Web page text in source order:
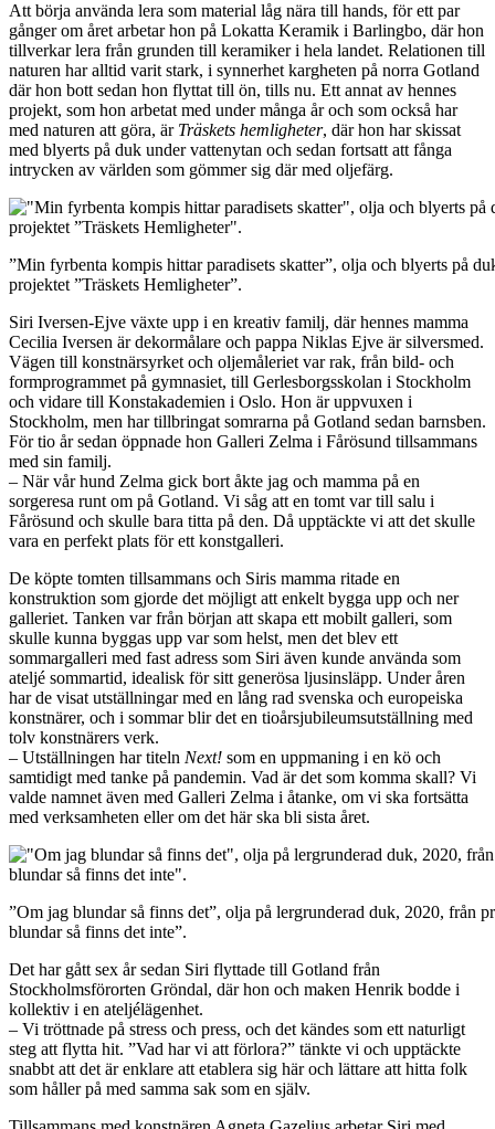
Att börja använda lera som material låg nära till hands, för ett par
gånger om året arbetar hon på Lokatta Keramik i Barlingbo, där hon
tillverkar lera från grunden till keramiker i hela landet. Relationen till
naturen har alltid varit stark, i synnerhet kargheten på norra Gotland
där hon bott sedan hon flyttat till ön, tills nu. Ett annat av hennes
projekt, som hon arbetat med under många år och som också har
med naturen att göra, är Träskets hemligheter, där hon har skissat
med blyerts på duk under vattenytan och sedan fortsatt att fånga
intrycken av världen som gömmer sig där med oljefärg.
”Min fyrbenta kompis hittar paradisets skatter”, olja och blyerts på
projektet ”Träskets Hemligheter”.
Siri Iversen-Ejve växte upp i en kreativ familj, där hennes mamma
Cecilia Iversen är dekormålare och pappa Niklas Ejve är silversmed.
Vägen till konstnärsyrket och oljemåleriet var rak, från bild- och
formprogrammet på gymnasiet, till Gerlesborgsskolan i Stockholm
och vidare till Konstakademien i Oslo. Hon är uppvuxen i
Stockholm, men har tillbringat somrarna på Gotland sedan barnsben.
För tio år sedan öppnade hon Galleri Zelma i Fårösund tillsammans
med sin familj.
– När vår hund Zelma gick bort åkte jag och mamma på en
sorgeresa runt om på Gotland. Vi såg att en tomt var till salu i
Fårösund och skulle bara titta på den. Då upptäckte vi att det skulle
vara en perfekt plats för ett konstgalleri.
De köpte tomten tillsammans och Siris mamma ritade en
konstruktion som gjorde det möjligt att enkelt bygga upp och ner
galleriet. Tanken var från början att skapa ett mobilt galleri, som
skulle kunna byggas upp var som helst, men det blev ett
sommargalleri med fast adress som Siri även kunde använda som
ateljé sommartid, idealisk för sitt generösa ljusinsläpp. Under åren
har de visat utställningar med en lång rad svenska och europeiska
konstnärer, och i sommar blir det en tioårsjubileumsutställning med
tolv konstnärers verk.
– Utställningen har titeln Next! som en uppmaning i en kö och
samtidigt med tanke på pandemin. Vad är det som komma skall? Vi
valde namnet även med Galleri Zelma i åtanke, om vi ska fortsätta
med verksamheten eller om det här ska bli sista året.
”Om jag blundar så finns det”, olja på lergrunderad duk, 2020, från
blundar så finns det inte”.
Det har gått sex år sedan Siri flyttade till Gotland från
Stockholmsförorten Gröndal, där hon och maken Henrik bodde i
kollektiv i en ateljélägenhet.
– Vi tröttnade på stress och press, och det kändes som ett naturligt
steg att flytta hit. ”Vad har vi att förlora?” tänkte vi och upptäckte
snabbt att det är enklare att etablera sig här och lättare att hitta folk
som håller på med samma sak som en själv.